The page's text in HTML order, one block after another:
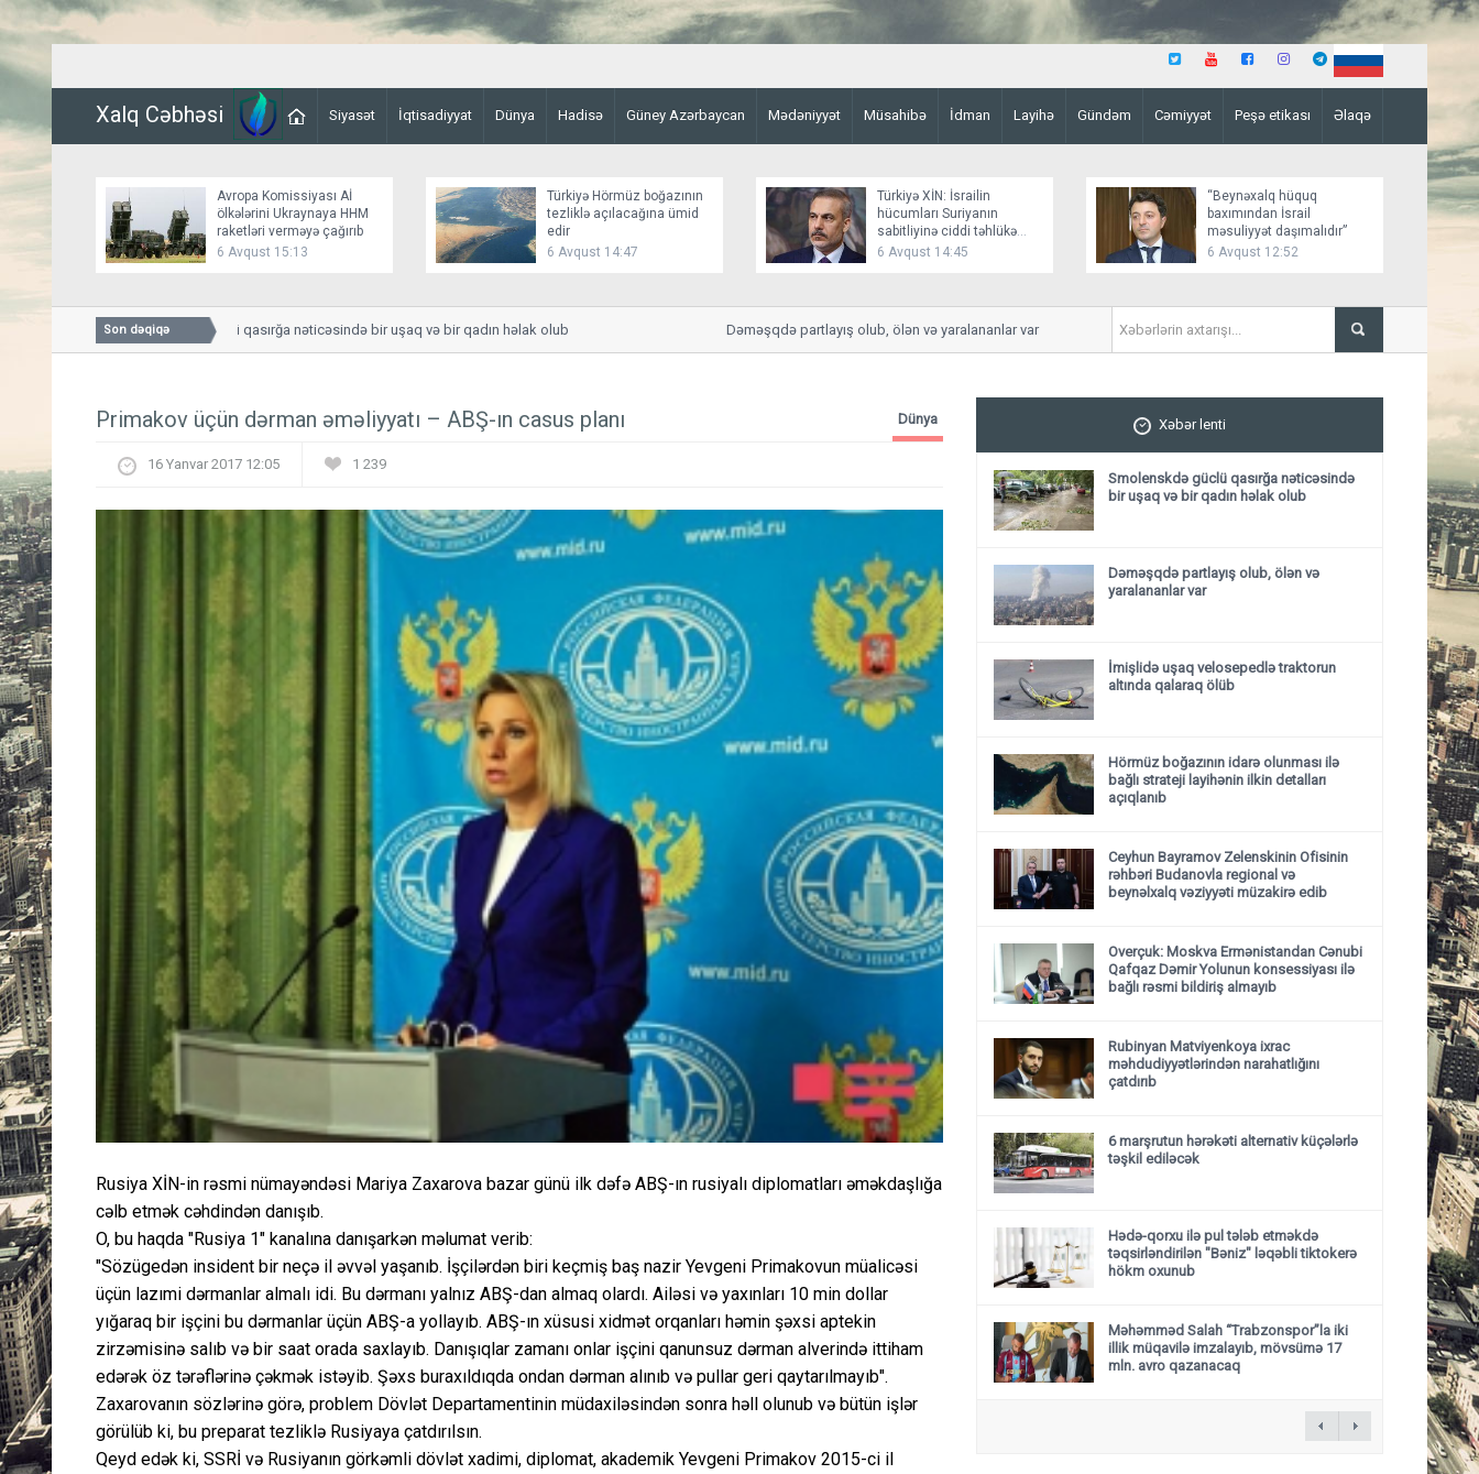
Xalq Cəbhəsi Siyasət İqtisadiyyat Dünya Hadisə Güney Azərbaycan Mədəniyyət Müsahibə İdman Layihə Gündəm Cəmiyyət Peşə etikası Əlaqə
Avropa Komissiyası Aİ
ölkələrini Ukraynaya HHM
raketləri verməyə çağırıb
6 Avqust 15:13
Türkiyə Hörmüz boğazının
tezliklə açılacağına ümid
edir
6 Avqust 14:47
Türkiyə XİN: İsrailin
hücumları Suriyanın
sabitliyinə ciddi təhlükə
yaradır
6 Avqust 14:45
“Beynəxalq hüquq
baxımından İsrail
məsuliyyət daşımalıdır”
6 Avqust 12:52
Son dəqiqə
Smolenskdə güclü qasırğa nəticəsində bir uşaq və bir qadın həlak olub Dəməşqdə partlayış olub, ölən və yaralananlar var İmişlidə uşaq
Primakov üçün dərman əməliyyatı – ABŞ-ın casus planı Dünya
16 Yanvar 2017 12:05 1 239
Rusiya XİN-in rəsmi nümayəndəsi Mariya Zaxarova bazar günü ilk dəfə ABŞ-ın rusiyalı diplomatları əməkdaşlığa
cəlb etmək cəhdindən danışıb.
O, bu haqda "Rusiya 1" kanalına danışarkən məlumat verib:
"Sözügedən insident bir neçə il əvvəl yaşanıb. İşçilərdən biri keçmiş baş nazir Yevgeni Primakovun müalicəsi
üçün lazımi dərmanlar almalı idi. Bu dərmanı yalnız ABŞ-dan almaq olardı. Ailəsi və yaxınları 10 min dollar
yığaraq bir işçini bu dərmanlar üçün ABŞ-a yollayıb. ABŞ-ın xüsusi xidmət orqanları həmin şəxsi aptekin
zirzəmisinə salıb və bir saat orada saxlayıb. Danışıqlar zamanı onlar işçini qanunsuz dərman alverində ittiham
edərək öz tərəflərinə çəkmək istəyib. Şəxs buraxıldıqda ondan dərman alınıb və pullar geri qaytarılmayıb".
Zaxarovanın sözlərinə görə, problem Dövlət Departamentinin müdaxiləsindən sonra həll olunub və bütün işlər
görülüb ki, bu preparat tezliklə Rusiyaya çatdırılsın.
Qeyd edək ki, SSRİ və Rusiyanın görkəmli dövlət xadimi, diplomat, akademik Yevgeni Primakov 2015-ci il
Xəbər lenti
Smolenskdə güclü qasırğa nəticəsində
bir uşaq və bir qadın həlak olub
Dəməşqdə partlayış olub, ölən və
yaralananlar var
İmişlidə uşaq velosepedlə traktorun
altında qalaraq ölüb
Hörmüz boğazının idarə olunması ilə
bağlı strateji layihənin ilkin detalları
açıqlanıb
Ceyhun Bayramov Zelenskinin Ofisinin
rəhbəri Budanovla regional və
beynəlxalq vəziyyəti müzakirə edib
Overçuk: Moskva Ermənistandan Cənubi
Qafqaz Dəmir Yolunun konsessiyası ilə
bağlı rəsmi bildiriş almayıb
Rubinyan Matviyenkoya ixrac
məhdudiyyətlərindən narahatlığını
çatdırıb
6 marşrutun hərəkəti alternativ küçələrlə
təşkil ediləcək
Hədə-qorxu ilə pul tələb etməkdə
təqsirləndirilən "Bəniz" ləqəbli tiktokerə
hökm oxunub
Məhəmməd Salah “Trabzonspor”la iki
illik müqavilə imzalayıb, mövsümə 17
mln. avro qazanacaq